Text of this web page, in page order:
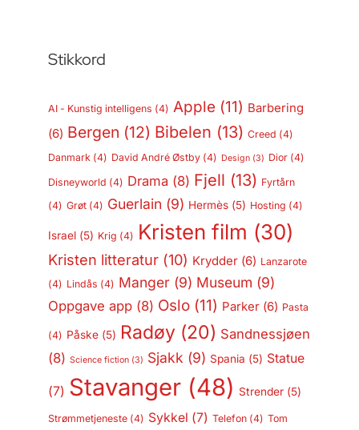
Stikkord
AI - Kunstig intelligens (4) Apple (11) Barbering
(6) Bergen (12) Bibelen (13) Creed (4)
Danmark (4) David André Østby(4) Design(3) Dior(4)
Disneyworld (4) Drama (8) Fjell (13) Fyrtårn
(4) Grøt(4) Guerlain (9) Hermès(5) Hosting (4)
Israel(5) Krig (4) Kristen film (30)
Kristen litteratur(10) Krydder(6) Lanzarote
(4) Lindås (4) Manger(9) Museum (9)
Oppgave app(8) Oslo(11) Parker(6) Pasta
(4) Påske(5) Radøy(20) Sandnessjøen
(8) Science fiction(3) Sjakk (9) Spania (5) Statue
(7) Stavanger(48) Strender(5)
Strømmetjeneste(4) Sykkel (7) Telefon(4) Tom